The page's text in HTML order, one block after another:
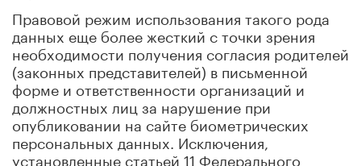
Правовой режим использования такого рода
данных еще более жесткий с точки зрения
необходимости получения согласия родителей
(законных представителей) в письменной
форме и ответственности организаций и
должностных лиц за нарушение при
опубликовании на сайте биометрических
персональных данных. Исключения,
установленные статьей 11 Федерального